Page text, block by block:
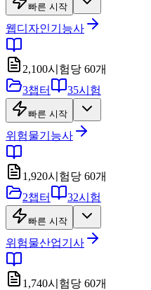
빠른 시작
웹디자인기능사
2,100시험당 60개
3챕터 35시험
빠른 시작
위험물기능사
1,920시험당 60개
2챕터 32시험
빠른 시작
위험물산업기사
1,740시험당 60개